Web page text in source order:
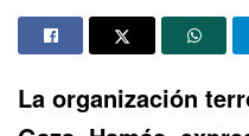
La organización